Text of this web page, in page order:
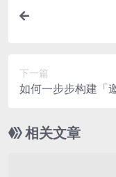
下一篇
如何一步步构建「
相关文章